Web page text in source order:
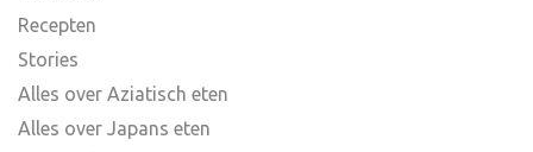
Recepten
Stories
Alles over Aziatisch eten
Alles over Japans eten